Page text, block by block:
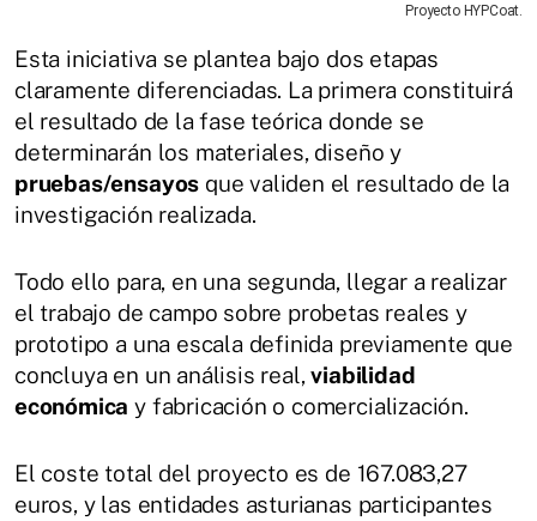
Proyecto HYPCoat.
Esta iniciativa se plantea bajo dos etapas
claramente diferenciadas. La primera constituirá
el resultado de la fase teórica donde se
determinarán los materiales, diseño y
pruebas/ensayos que validen el resultado de la
investigación realizada.
Todo ello para, en una segunda, llegar a realizar
el trabajo de campo sobre probetas reales y
prototipo a una escala definida previamente que
concluya en un análisis real,viabilidad
económica y fabricación o comercialización.
El coste total del proyecto es de 167.083,27
euros, y las entidades asturianas participantes